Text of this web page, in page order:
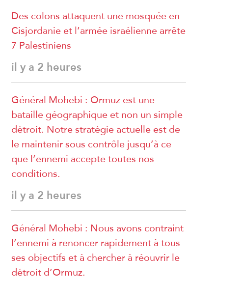
Des colons attaquent une mosquée en
Cisjordanie et l’armée israélienne arrête
7 Palestiniens
il y a 2 heures
Général Mohebi : Ormuz est une
bataille géographique et non un simple
détroit. Notre stratégie actuelle est de
le maintenir sous contrôle jusqu’à ce
que l’ennemi accepte toutes nos
conditions.
il y a 2 heures
Général Mohebi : Nous avons contraint
l’ennemi à renoncer rapidement à tous
ses objectifs et à chercher à réouvrir le
détroit d’Ormuz.